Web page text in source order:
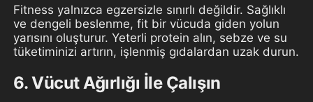
Fitness yalnızca egzersizle sınırlı değildir. Sağlıklı
ve dengeli beslenme, fit bir vücuda giden yolun
yarısını oluşturur. Yeterli protein alın, sebze ve su
tüketiminizi artırın, işlenmiş gıdalardan uzak durun.
6. Vücut Ağırlığı İle Çalışın